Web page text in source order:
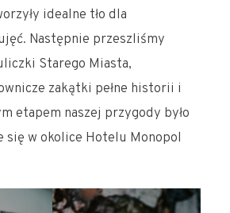
idealne tło dla
Następnie przeszliśmy
Starego Miasta,
zakątki pełne historii i
etapem naszej przygody było
się w okolice Hotelu Monopol